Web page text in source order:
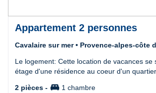
Appartement 2 personnes
Cavalaire sur mer • Provence-alpes-côte
Le logement: Cette location de vacances se
étage d'une résidence au coeur d'un quartier
2 pièces - king_bed 1 chambre